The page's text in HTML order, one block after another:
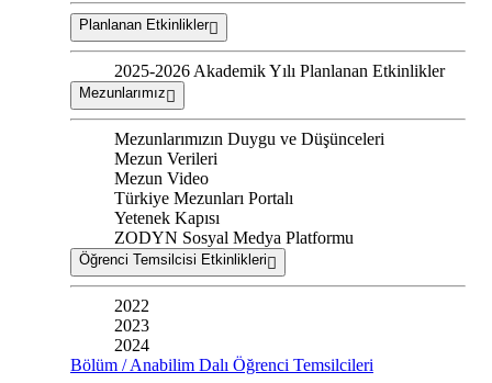
Planlanan Etkinlikler
2025-2026 Akademik Yılı Planlanan Etkinlikler
Mezunlarımız
Mezunlarımızın Duygu ve Düşünceleri
Mezun Verileri
Mezun Video
Türkiye Mezunları Portalı
Yetenek Kapısı
ZODYN Sosyal Medya Platformu
Öğrenci Temsilcisi Etkinlikleri
2022
2023
2024
Bölüm / Anabilim Dalı Öğrenci Temsilcileri